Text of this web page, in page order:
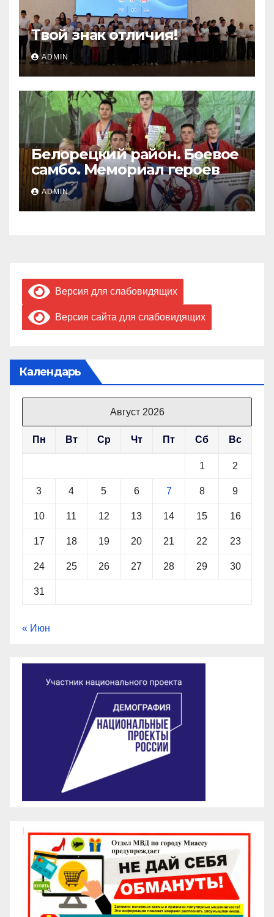
Твой знак отличия!
ADMIN
Белорецкий район. Боевое
самбо. Мемориал героев
ADMIN
Версия для слабовидящих
Версия сайта для слабовидящих
Календарь
Август 2026
Пн Вт Ср Чт Пт Сб Вс
1 2
3 4 5 6 7 8 9
10 11 12 13 14 15 16
17 18 19 20 21 22 23
24 25 26 27 28 29 30
31
« Июн